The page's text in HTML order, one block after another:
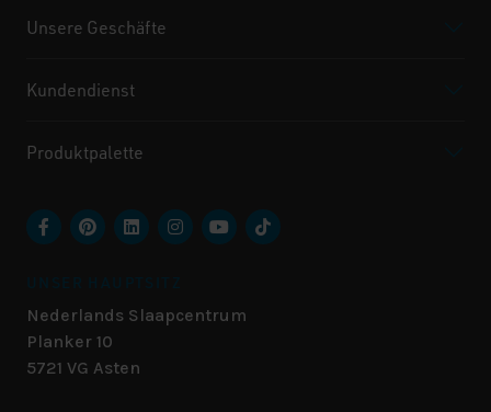
Unsere Geschäfte
Kundendienst
Produktpalette
Nederlands Slaapcentrum
Planker 10
5721 VG Asten